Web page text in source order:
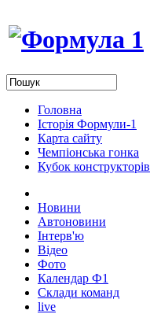
Головна
Історія Формули-1
Карта сайту
Чемпіонська гонка
Кубок конструкторів
Новини
Автоновини
Інтерв'ю
Відео
Фото
Календар Ф1
Склади команд
live